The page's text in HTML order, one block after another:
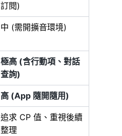
訂閱)
中 (需開擴音環境)
極高 (含行動項、對話
查詢)
高 (App 隨開隨用)
追求 CP 值、重視後續
整理